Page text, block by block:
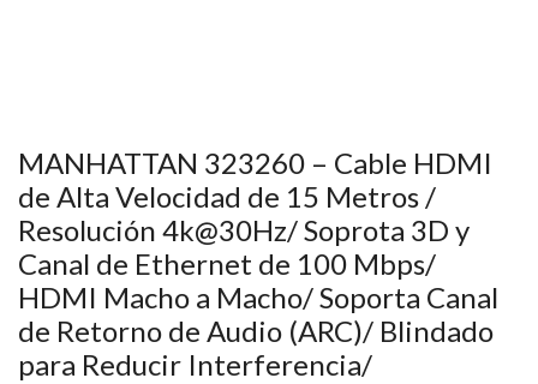
MANHATTAN 323260 – Cable HDMI
de Alta Velocidad de 15 Metros /
Resolución 4k@30Hz/ Soprota 3D y
Canal de Ethernet de 100 Mbps/
HDMI Macho a Macho/ Soporta Canal
de Retorno de Audio (ARC)/ Blindado
para Reducir Interferencia/